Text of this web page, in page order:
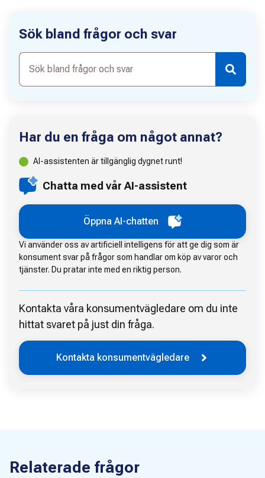
Sök bland frågor och svar
Sök
bland
frågor
och
Har du en fråga om något annat?
AI-assistenten är tillgänglig dygnet runt!
Chatta med vår AI-assistent
Öppna AI-chatten
Vi använder oss av artificiell intelligens för att ge dig som är
konsument svar på frågor som handlar om köp av varor och
tjänster. Du pratar inte med en riktig person.
Kontakta våra konsumentvägledare om du inte
hittat svaret på just din fråga.
Kontakta konsumentvägledare
Relaterade frågor